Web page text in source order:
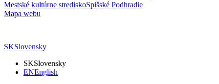
Mestské kultúrne strediskoSpišské Podhradie
Mapa webu
SKSlovensky
SKSlovensky
ENEnglish